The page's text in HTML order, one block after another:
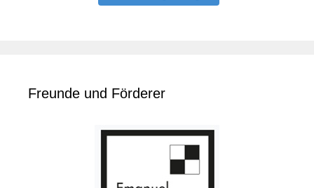
Freunde und Förderer